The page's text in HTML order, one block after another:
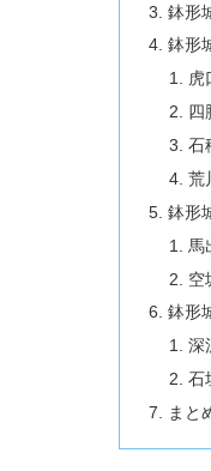
鉢形
鉢形
虎
四
石
荒
鉢形
馬
空
鉢形
深
石
まと